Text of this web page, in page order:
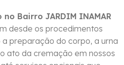
Bairro JARDIM INAMAR
desde os procedimentos
preparação do corpo, a urna
ato da cremação em nossos